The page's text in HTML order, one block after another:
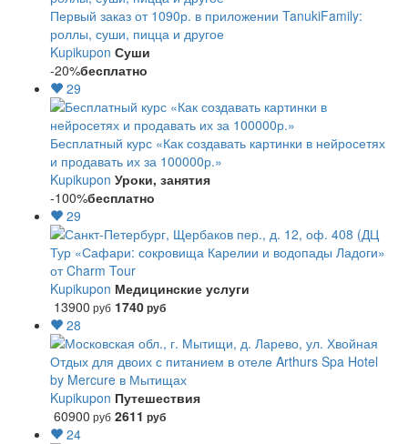
Первый заказ от 1090р. в приложении TanukiFamily:
роллы, суши, пицца и другое
Kupikupon Суши
-20%бесплатно
29
Бесплатный курс «Как создавать картинки в нейросетях
и продавать их за 100000р.»
Kupikupon Уроки, занятия
-100%бесплатно
29
Тур «Сафари: сокровища Карелии и водопады Ладоги»
от Charm Tour
Kupikupon Медицинские услуги
13900 руб 1740руб
28
Отдых для двоих с питанием в отеле Arthurs Spa Hotel
by Mercure в Мытищах
Kupikupon Путешествия
60900 руб 2611 руб
24